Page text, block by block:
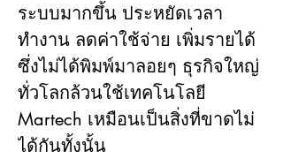
ระบบมากขึ้น ประหยัดเวลา
ทำงาน ลดค่าใช้จ่าย เพิ่มรายได้
ซึ่งไม่ได้พิมพ์มาลอยๆ ธุรกิจใหญ่
ทั่วโลกล้วนใช้เทคโนโลยี
Martech เหมือนเป็นสิ่งที่ขาดไม่
ได้กันทั้งนั้น